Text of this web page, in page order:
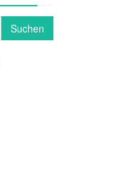
Suchen